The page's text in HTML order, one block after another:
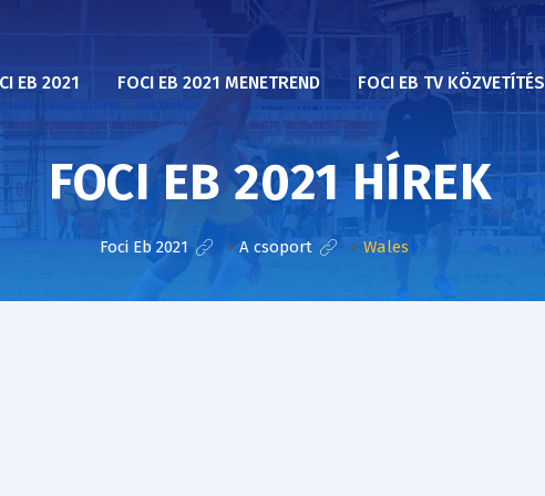
EB 2021 FOCI EB 2021 MENETREND FOCI EB TV KÖZVETÍTÉS
FOCI EB 2021 HÍREK
Foci Eb 2021 >A csoport > Wales